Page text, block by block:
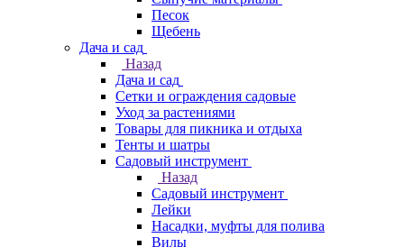
Песок
Щебень
Дача и сад
Назад
Дача и сад
Сетки и ограждения садовые
Уход за растениями
Товары для пикника и отдыха
Тенты и шатры
Садовый инструмент
Назад
Садовый инструмент
Лейки
Насадки, муфты для полива
Вилы